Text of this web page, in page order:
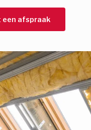
een afspraak